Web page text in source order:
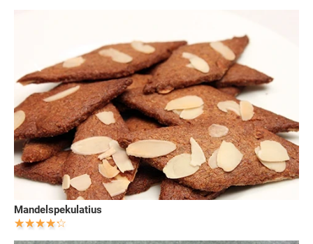
Mandelspekulatius